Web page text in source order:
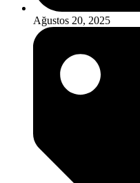
Ağustos 20, 2025